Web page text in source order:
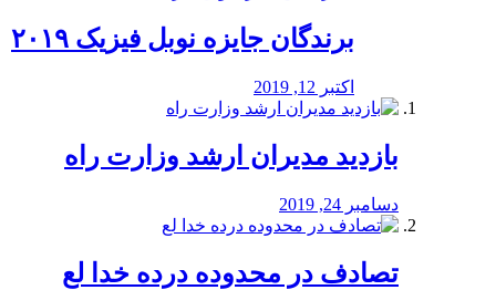
برندگان جایزه نوبل فیزیک ۲۰۱۹
اکتبر 12, 2019
بازدید مدیران ارشد وزارت راه
دسامبر 24, 2019
تصادف در محدوده درده خدا لع